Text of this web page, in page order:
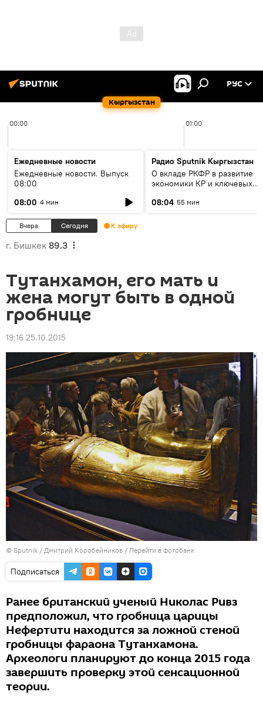
Кыргызстан
РУС
00:00 01:00
Ежедневные новости
Ежедневные новости. Выпуск
08:00
08:00 4 мин
Радио Sputnik Кыргызстан
О вкладе РКФР в развитие
экономики КР и ключевых
08:04 55 мин
Вчера Сегодня К эфиру
г. Бишкек 89.3
Тутанхамон, его мать и
жена могут быть в одной
гробнице
19:16 25.10.2015
© Sputnik / Дмитрий Коробейников / Перейти в фотобанк
Подписаться
Ранее британский ученый Николас Ривз
предположил, что гробница царицы
Нефертити находится за ложной стеной
гробницы фараона Тутанхамона.
Археологи планируют до конца 2015 года
завершить проверку этой сенсационной
теории.